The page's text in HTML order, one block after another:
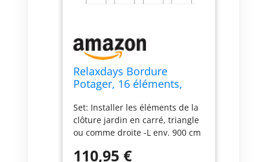
Relaxdays Bordure
Potager, 16 éléments,
Antique, Design Antique,
Ornements, H x L : 33 x
900 cm, Noir
Set: Installer les éléments de la
clôture jardin en carré, triangle
ou comme droite -L env. 900 cm
composé de 16 éléments pour
110,95 €